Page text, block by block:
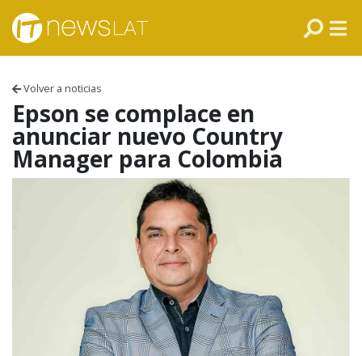
Skip to content
Volver a noticias
Epson se complace en
anunciar nuevo Country
Manager para Colombia
VENEZUELA
ECUADOR
PERÚ
CHILE
ARGENTINA
MÉXICO